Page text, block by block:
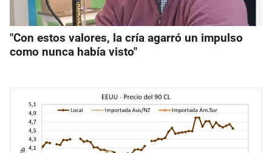
"Con estos valores, la cría agarró un impulso
como nunca había visto"